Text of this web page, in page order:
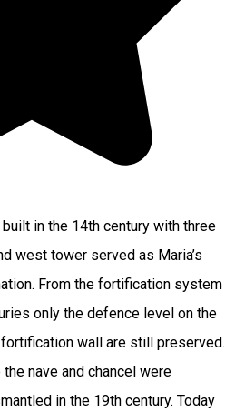
in the 14th century with three
west tower served as Maria’s
From the fortification system
only the defence level on the
wall are still preserved.
nave and chancel were
in the 19th century. Today